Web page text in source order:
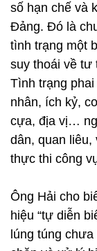
số hạn chế và
Đảng. Đó là
tình trạng một
suy thoái về tư
Tình trạng
nhân, ích kỷ,
cựa, địa vị…
dân, quan liêu,
thực thi công
Ông Hải cho
hiệu “tự diễn
lúng túng